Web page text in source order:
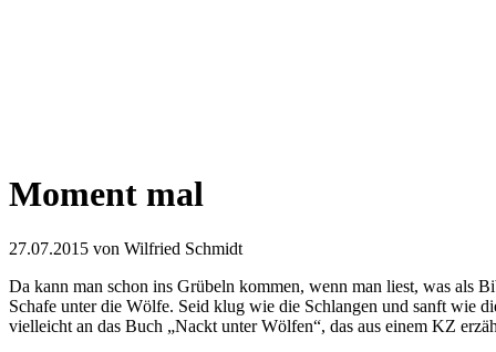
Moment mal
27.07.2015 von Wilfried Schmidt
Da kann man schon ins Grübeln kommen, wenn man liest, was als
Schafe unter die Wölfe. Seid klug wie die Schlangen und sanft wie
vielleicht an das Buch „Nackt unter Wölfen“, das aus einem KZ